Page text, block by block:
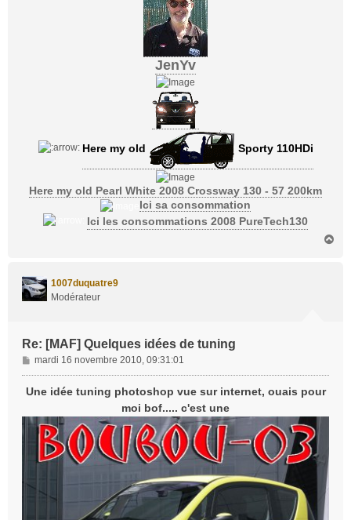
JenYv
Here my old Sporty 110HDi
Here my old Pearl White 2008 Crossway 130 - 57 200km
Ici sa consommation
Ici les consommations 2008 PureTech130
1007duquatre9
Modérateur
Re: [MAF] Quelques idées de tuning
M
e
s
a
g
mardi 16 novembre 2010, 09:31:01
Une idée tuning photoshop vue sur internet, ouais pour
moi bof..... c'est une